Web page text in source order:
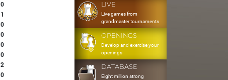
0
1
0
0
0
0
2
0
LIVE
Live games from
grandmaster tournaments
OPENINGS
Develop and exercise your
openings
DATABASE
Eight million strong